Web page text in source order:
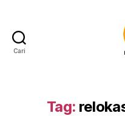
Cari
Tag: